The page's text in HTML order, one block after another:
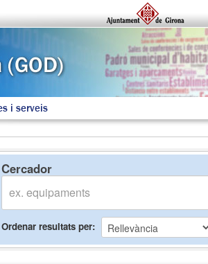
i serveis
Cercador
Ordenar resultats per